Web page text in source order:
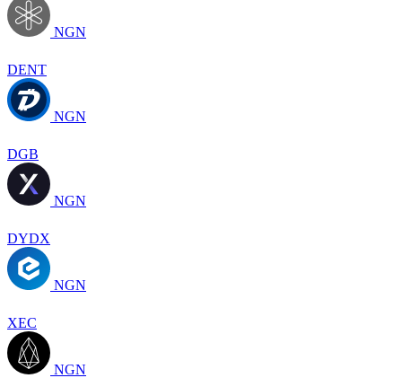
NGN
DENT
NGN
DGB
NGN
DYDX
NGN
XEC
NGN